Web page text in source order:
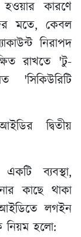
কারণে
মতে, কেবল
নিরাপদ
রাখতে 'টু-
'সিকিউরিটি
দ্বিতীয়
ব্যবস্থা,
কাছে থাকা
লগইন
নিয়ম হলো: